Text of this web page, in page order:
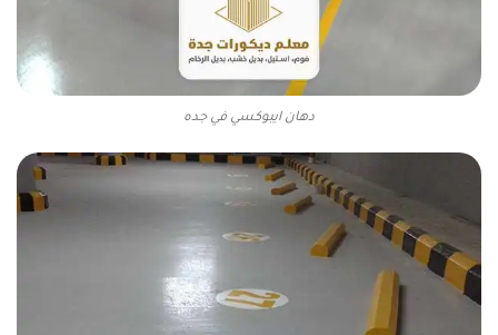
دهان ايبوكسي في جده